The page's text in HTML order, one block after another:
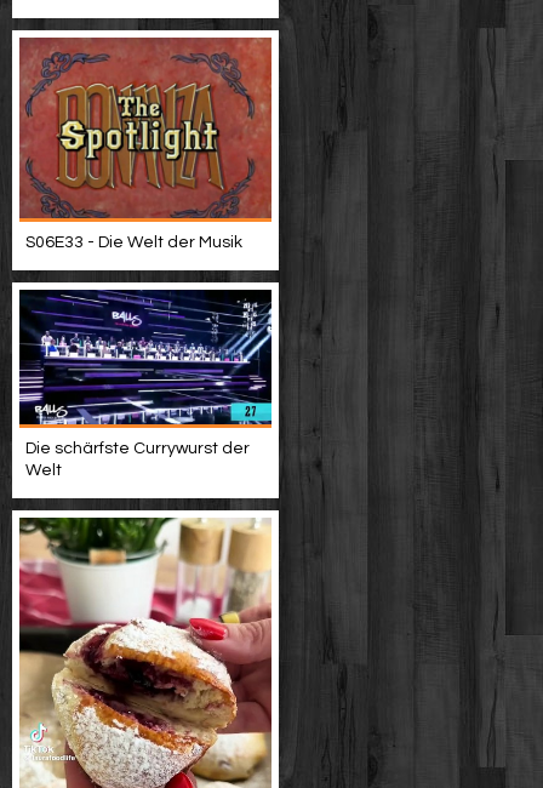
S06E33 - Die Welt der Musik
Die schärfste Currywurst der
Welt